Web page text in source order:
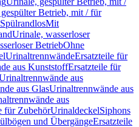
Betrieb, mit / für
Mit
Urinale, wasserloser
BetriebOhne
UrinaltrennwändeErsatzteile für
aus KunststoffErsatzteile für
aus
aus GlasUrinaltrennwände aus
aus
für ZubehörUrinaldeckelSiphons
und ÜbergängeErsatzteile